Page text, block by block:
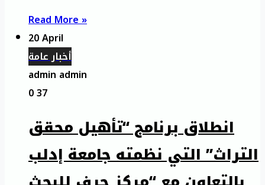
Read More »
20 April
أخبار عامة
admin admin
037
انطلاق برنامج “تأهيل محقق
التراث” التي نظمته جامعة إدلب